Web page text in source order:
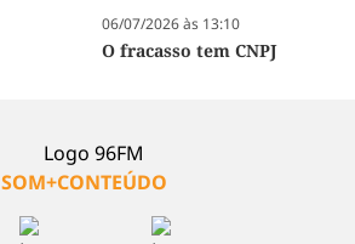
06/07/2026 às 13:10
O fracasso tem CNPJ
SOM+CONTEÚDO